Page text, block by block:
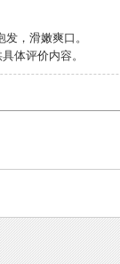
，滑嫩爽口。
体评价内容。